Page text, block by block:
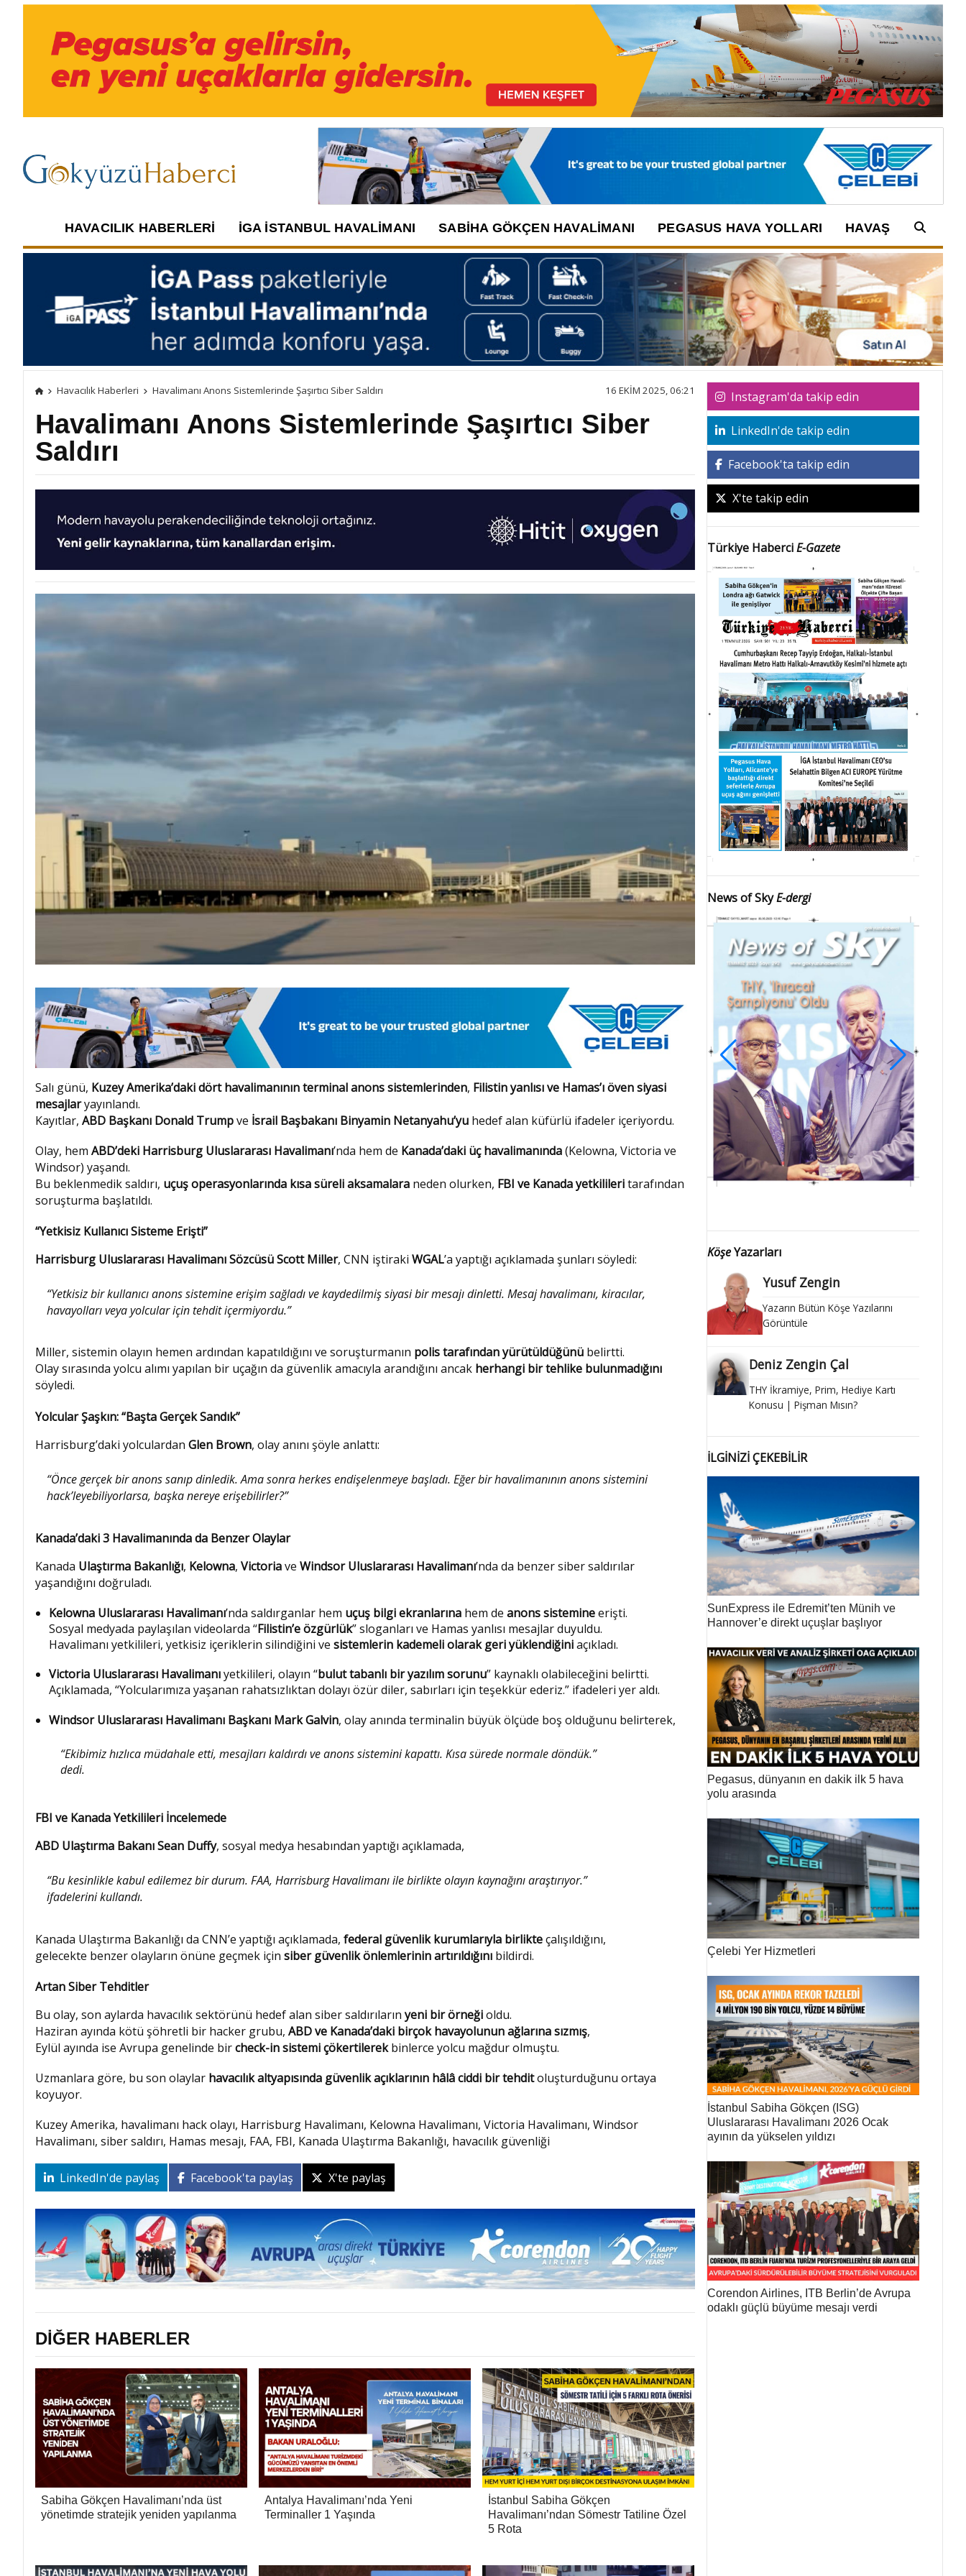
HAVACILIK HABERLERI İGA İSTANBUL HAVALIMANI SABIHA GÖKÇEN HAVALIMANI PEGASUS HAVA YOLLARI HAVAŞ
Arama:
Havacılık Haberleri Havalimanı Anons Sistemlerinde Şaşırtıcı Siber Saldırı 16 EKIM 2025, 06:21
Havalimanı Anons Sistemlerinde Şaşırtıcı Siber
Saldırı
Salı günü, Kuzey Amerika’daki dört havalimanının terminal anons sistemlerinden, Filistin yanlısı ve Hamas’ı öven siyasi
mesajlaryayınlandı.
Kayıtlar, ABD Başkanı Donald Trumpve İsrail Başbakanı Binyamin Netanyahu’yu hedef alan küfürlü ifadeler içeriyordu.
Olay, hem ABD’deki Harrisburg Uluslararası Havalimanı’nda hem de Kanada’daki üç havalimanında(Kelowna, Victoria ve
Windsor) yaşandı.
Bu beklenmedik saldırı, uçuş operasyonlarında kısa süreli aksamalara neden olurken, FBI ve Kanada yetkilileritarafından
soruşturma başlatıldı.
“Yetkisiz Kullanıcı Sisteme Erişti”
Harrisburg Uluslararası Havalimanı Sözcüsü Scott Miller, CNN iştiraki WGAL’a yaptığı açıklamada şunları söyledi:
“Yetkisiz bir kullanıcı anons sistemine erişim sağladı ve kaydedilmiş siyasi bir mesajı dinletti. Mesaj havalimanı, kiracılar,
havayolları veya yolcular için tehdit içermiyordu.”
Miller, sistemin olayın hemen ardından kapatıldığını ve soruşturmanın polis tarafından yürütüldüğünü belirtti.
Olay sırasında yolcu alımı yapılan bir uçağın da güvenlik amacıyla arandığını ancak herhangi bir tehlike bulunmadığını
söyledi.
Yolcular Şaşkın: “Başta Gerçek Sandık”
Harrisburg’daki yolculardan Glen Brown, olay anını şöyle anlattı:
“Önce gerçek bir anons sanıp dinledik. Ama sonra herkes endişelenmeye başladı. Eğer bir havalimanının anons sistemini
hack’leyebiliyorlarsa, başka nereye erişebilirler?”
Kanada’daki 3 Havalimanında da Benzer Olaylar
Kanada Ulaştırma Bakanlığı, Kelowna, Victoriave Windsor Uluslararası Havalimanı’nda da benzer siber saldırılar
yaşandığını doğruladı.
Kelowna Uluslararası Havalimanı’nda saldırganlar hem uçuş bilgi ekranlarına hem deanons sistemineerişti.
Sosyal medyada paylaşılan videolarda “Filistin’e özgürlük” sloganları ve Hamas yanlısı mesajlar duyuldu.
Havalimanı yetkilileri, yetkisiz içeriklerin silindiğini vesistemlerin kademeli olarak geri yüklendiğiniaçıkladı.
Victoria Uluslararası Havalimanıyetkilileri, olayın “bulut tabanlı bir yazılım sorunu” kaynaklı olabileceğini belirtti.
Açıklamada, “Yolcularımıza yaşanan rahatsızlıktan dolayı özür diler, sabırları için teşekkür ederiz.” ifadeleri yer aldı.
Windsor Uluslararası Havalimanı Başkanı Mark Galvin, olay anında terminalin büyük ölçüde boş olduğunu belirterek,
“Ekibimiz hızlıca müdahale etti, mesajları kaldırdı ve anons sistemini kapattı. Kısa sürede normale döndük.”
dedi.
FBI ve Kanada Yetkilileri İncelemede
ABD Ulaştırma Bakanı Sean Duffy, sosyal medya hesabından yaptığı açıklamada,
“Bu kesinlikle kabul edilemez bir durum. FAA, Harrisburg Havalimanı ile birlikte olayın kaynağını araştırıyor.”
ifadelerini kullandı.
Kanada Ulaştırma Bakanlığı da CNN’e yaptığı açıklamada, federal güvenlik kurumlarıyla birlikteçalışıldığını,
gelecekte benzer olayların önüne geçmek için siber güvenlik önlemlerinin artırıldığını bildirdi.
Artan Siber Tehditler
Bu olay, son aylarda havacılık sektörünü hedef alan siber saldırılarınyeni bir örneğioldu.
Haziran ayında kötü şöhretli bir hacker grubu, ABD ve Kanada’daki birçok havayolunun ağlarına sızmış,
Eylül ayında ise Avrupa genelinde bircheck-in sistemi çökertilerekbinlerce yolcu mağdur olmuştu.
Uzmanlara göre, bu son olaylar havacılık altyapısında güvenlik açıklarının hâlâ ciddi bir tehditoluşturduğunu ortaya
koyuyor.
Kuzey Amerika, havalimanı hack olayı, Harrisburg Havalimanı, Kelowna Havalimanı, Victoria Havalimanı, Windsor
Havalimanı, siber saldırı, Hamas mesajı, FAA, FBI, Kanada Ulaştırma Bakanlığı, havacılık güvenliği
LinkedIn'de paylaş Facebook'ta paylaş X'te paylaş
DİĞER HABERLER
Sabiha Gökçen Havalimanı’nda üst
yönetimde stratejik yeniden yapılanma
Antalya Havalimanı’nda Yeni
Terminaller 1 Yaşında
İstanbul Sabiha Gökçen
Havalimanı’ndan Sömestr Tatiline Özel
5 Rota
Instagram'da takip edin
LinkedIn'de takip edin
Facebook'ta takip edin
X'te takip edin
Türkiye HaberciE-Gazete
News of SkyE-dergi
KöşeYazarları
Yusuf Zengin
Yazarın Bütün Köşe Yazılarını
Görüntüle
Deniz Zengin Çal
THY İkramiye, Prim, Hediye Kartı
Konusu | Pişman Mısın?
İLGİNİZİ ÇEKEBİLİR
SunExpress ile Edremit’ten Münih ve
Hannover’e direkt uçuşlar başlıyor
Pegasus, dünyanın en dakik ilk 5 hava
yolu arasında
Çelebi Yer Hizmetleri
İstanbul Sabiha Gökçen (ISG)
Uluslararası Havalimanı 2026 Ocak
ayının da yükselen yıldızı
Corendon Airlines, ITB Berlin’de Avrupa
odaklı güçlü büyüme mesajı verdi